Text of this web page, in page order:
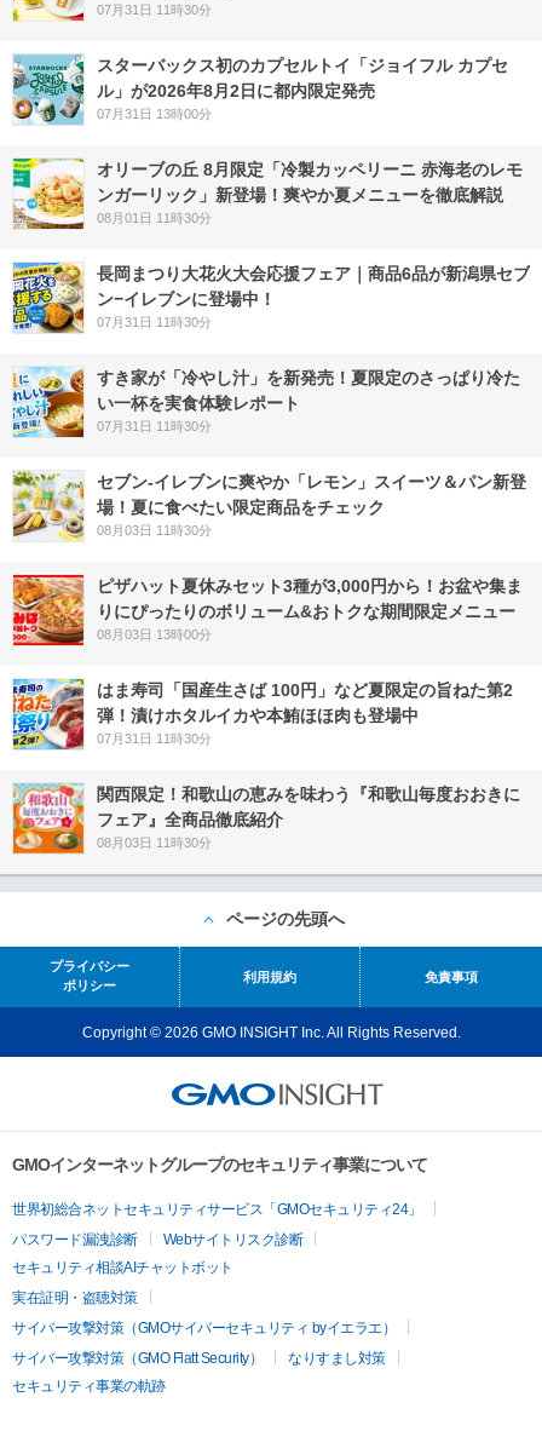
07月31日 11時30分
スターバックス初のカプセルトイ「ジョイフル カプセ
ル」が2026年8月2日に都内限定発売
07月31日 13時00分
オリーブの丘 8月限定「冷製カッペリーニ 赤海老のレモ
ンガーリック」新登場！爽やか夏メニューを徹底解説
08月01日 11時30分
長岡まつり大花火大会応援フェア｜商品6品が新潟県セブ
ン−イレブンに登場中！
07月31日 11時30分
すき家が「冷やし汁」を新発売！夏限定のさっぱり冷た
い一杯を実食体験レポート
07月31日 11時30分
セブン‐イレブンに爽やか「レモン」スイーツ＆パン新登
場！夏に食べたい限定商品をチェック
08月03日 11時30分
ピザハット夏休みセット3種が3,000円から！お盆や集ま
りにぴったりのボリューム&おトクな期間限定メニュー
08月03日 13時00分
はま寿司「国産生さば 100円」など夏限定の旨ねた第2
弾！漬けホタルイカや本鮪ほほ肉も登場中
07月31日 11時30分
関西限定！和歌山の恵みを味わう『和歌山毎度おおきに
フェア』全商品徹底紹介
08月03日 11時30分
ページの先頭へ
プライバシー
ポリシー
利用規約 免責事項
Copyright © 2026 GMO INSIGHT Inc. All Rights Reserved.
GMOインターネットグループのセキュリティ事業について
世界初総合ネットセキュリティサービス「GMOセキュリティ24」
パスワード漏洩診断
Webサイトリスク診断
セキュリティ相談AIチャットボット
実在証明・盗聴対策
サイバー攻撃対策（GMOサイバーセキュリティ byイエラエ）
サイバー攻撃対策（GMO Flatt Security）
なりすまし対策
セキュリティ事業の軌跡